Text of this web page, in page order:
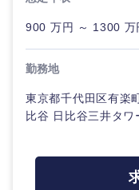
900 万円 ～ 1300 万
勤務地
東京都千代田区有楽
比谷 日比谷三井タワ